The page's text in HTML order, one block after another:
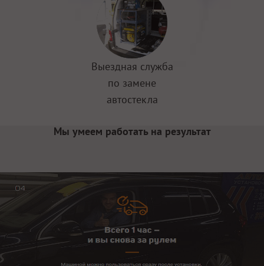
Выездная служба
по замене
автостекла
Мы умеем работать на результат